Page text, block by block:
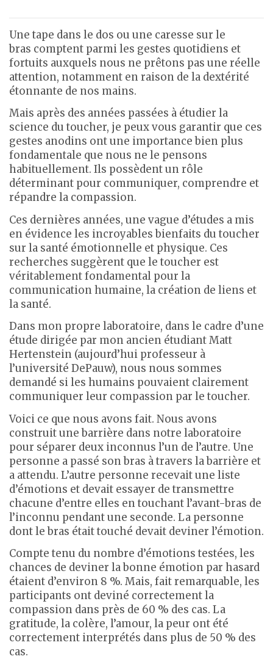
Une tape dans le dos ou une caresse sur le
bras comptent parmi les gestes quotidiens et
fortuits auxquels nous ne prêtons pas une réelle
attention, notamment en raison de la dextérité
étonnante de nos mains.
Mais après des années passées à étudier la
science du toucher, je peux vous garantir que ces
gestes anodins ont une importance bien plus
fondamentale que nous ne le pensons
habituellement. Ils possèdent un rôle
déterminant pour communiquer, comprendre et
répandre la compassion.
Ces dernières années, une vague d’études a mis
en évidence les incroyables bienfaits du toucher
sur la santé émotionnelle et physique. Ces
recherches suggèrent que le toucher est
véritablement fondamental pour la
communication humaine, la création de liens et
la santé.
Dans mon propre laboratoire, dans le cadre d’une
étude dirigée par mon ancien étudiant Matt
Hertenstein (aujourd’hui professeur à
l’université DePauw), nous nous sommes
demandé si les humains pouvaient clairement
communiquer leur compassion par le toucher.
Voici ce que nous avons fait. Nous avons
construit une barrière dans notre laboratoire
pour séparer deux inconnus l’un de l’autre. Une
personne a passé son bras à travers la barrière et
a attendu. L’autre personne recevait une liste
d’émotions et devait essayer de transmettre
chacune d’entre elles en touchant l’avant-bras de
l’inconnu pendant une seconde. La personne
dont le bras était touché devait deviner l’émotion.
Compte tenu du nombre d’émotions testées, les
chances de deviner la bonne émotion par hasard
étaient d’environ 8 %. Mais, fait remarquable, les
participants ont deviné correctement la
compassion dans près de 60 % des cas. La
gratitude, la colère, l’amour, la peur ont été
correctement interprétés dans plus de 50 % des
cas.